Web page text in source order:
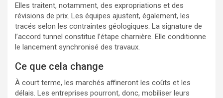
Elles traitent, notamment, des expropriations et des
révisions de prix. Les équipes ajustent, également, les
tracés selon les contraintes géologiques. La signature de
l’accord tunnel constitue l’étape charnière. Elle conditionne
le lancement synchronisé des travaux.
Ce que cela change
À court terme, les marchés affineront les coûts et les
délais. Les entreprises pourront, donc, mobiliser leurs